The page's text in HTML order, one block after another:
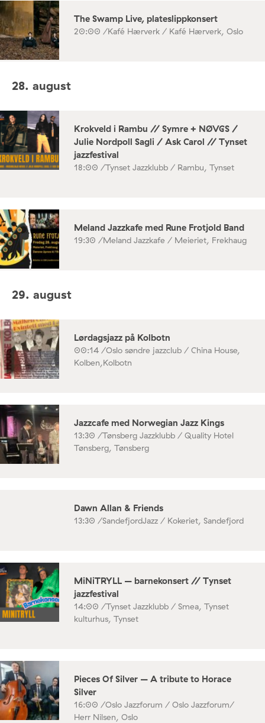
The Swamp Live, plateslippkonsert
20:00 /Kafé Hærverk / Kafé Hærverk, Oslo
28. august
Krokveld i Rambu // Symre + NØVGS /
Julie Nordpoll Sagli / Ask Carol // Tynset
jazzfestival
18:00 /Tynset Jazzklubb / Rambu, Tynset
Meland Jazzkafe med Rune Frotjold Band
19:30 /Meland Jazzkafe / Meieriet, Frekhaug
29. august
Lørdagsjazz på Kolbotn
00:14 /Oslo søndre jazzclub / China House,
Kolben,Kolbotn
Jazzcafe med Norwegian Jazz Kings
13:30 /Tønsberg Jazzklubb / Quality Hotel
Tønsberg, Tønsberg
Dawn Allan & Friends
13:30 /SandefjordJazz / Kokeriet, Sandefjord
MiNiTRYLL – barnekonsert // Tynset
jazzfestival
14:00 /Tynset Jazzklubb / Smea, Tynset
kulturhus, Tynset
Pieces Of Silver – A tribute to Horace
Silver
16:00 /Oslo Jazzforum / Oslo Jazzforum/
Herr Nilsen, Oslo